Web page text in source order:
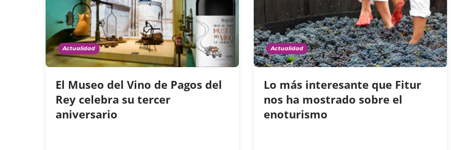
Actualidad
El Museo del Vino de Pagos del
Rey celebra su tercer
aniversario
Actualidad
Lo más interesante que Fitur
nos ha mostrado sobre el
enoturismo